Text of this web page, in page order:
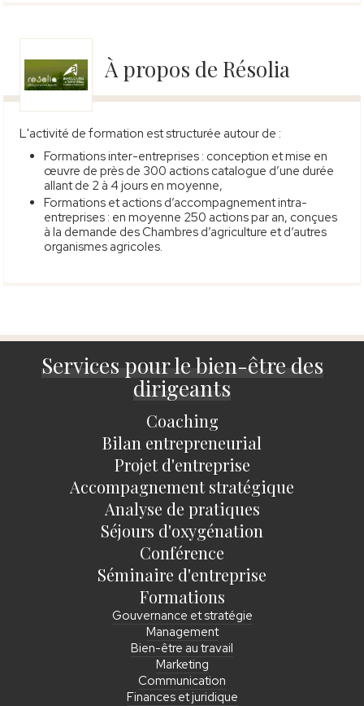
À propos de Résolia
L'activité de formation est structurée autour de :
Formations inter-entreprises : conception et mise en
œuvre de près de 300 actions catalogue d’une durée
allant de 2 à 4 jours en moyenne,
Formations et actions d’accompagnement intra-
entreprises : en moyenne 250 actions par an, conçues
à la demande des Chambres d’agriculture et d‘autres
organismes agricoles.
Services pour le bien-être des
dirigeants
Coaching
Bilan entrepreneurial
Projet d'entreprise
Accompagnement stratégique
Analyse de pratiques
Séjours d'oxygénation
Conférence
Séminaire d'entreprise
Formations
Gouvernance et stratégie
Management
Bien-être au travail
Marketing
Communication
Finances et juridique